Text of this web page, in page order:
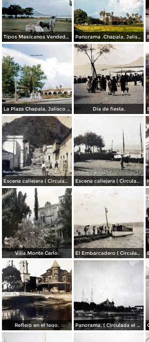
Tipos Mexicanos Vendedor de dulces Chapala, Jalisco 1961. Panorama .Chapala, Jalisco 1961.
La Plaza Chapala, Jalisco 1961. Dia de fiesta.
Escena callejera ( Circulada el 22 de marzo de 1908 ). Escena callejera ( Circulada el 19 de Diciembre de 1908 )..
Villa Monte Carlo. El Embarcadero ( Circulada el 7 de Marzo de 1907 ).
Reflejo en el lago. Panorama. ( Circulada el 21 de Abril de 1924 ).